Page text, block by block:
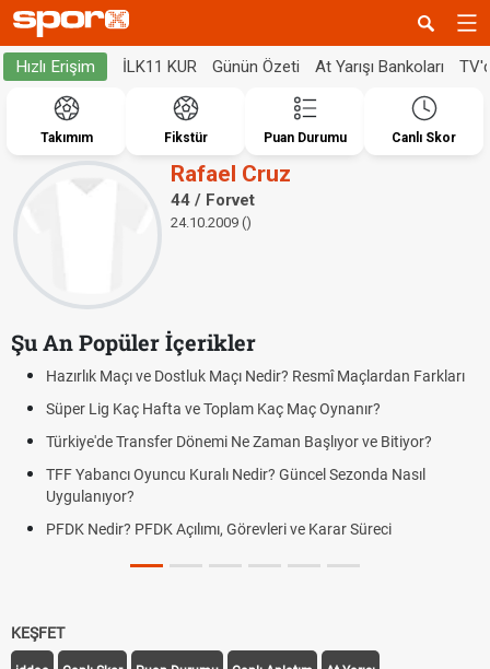
Hızlı Erişim İLK11 KUR Günün Özeti At Yarışı Bankoları
Takımım Fikstür Puan Durumu Canlı Skor
Rafael Cruz
44 / Forvet
24.10.2009 ()
Şu An Popüler İçerikler
Hazırlık Maçı ve Dostluk Maçı Nedir? Resmî Maçlardan Farkları
Süper Lig Kaç Hafta ve Toplam Kaç Maç Oynanır?
Türkiye'de Transfer Dönemi Ne Zaman Başlıyor ve Bitiyor?
TFF Yabancı Oyuncu Kuralı Nedir? Güncel Sezonda Nasıl
Uygulanıyor?
PFDK Nedir? PFDK Açılımı, Görevleri ve Karar Süreci
KEŞFET